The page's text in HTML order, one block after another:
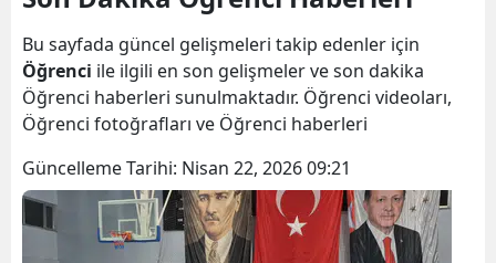
Bingöl
Bitlis
Bolu
Burdur
Bursa
Bu sayfada güncel gelişmeleri takip edenler için
Öğrenci ile ilgili en son gelişmeler ve son dakika
Öğrenci haberleri sunulmaktadır. Öğrenci videoları,
Öğrenci fotoğrafları ve Öğrenci haberleri
Güncelleme Tarihi: Nisan 22, 2026 09:21